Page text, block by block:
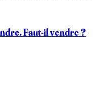
Faut-il vendre ?